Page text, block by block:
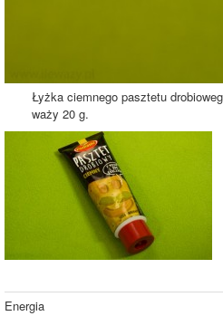
Łyżka ciemnego pasztetu
waży 20 g.
Energia